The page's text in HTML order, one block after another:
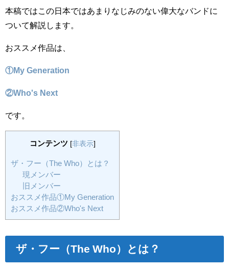
本稿ではこの日本ではあまりなじみのない偉大なバンドに
ついて解説します。
おススメ作品は、
①My Generation
②Who's Next
です。
コンテンツ [非表示]
ザ・フー（The Who）とは？
現メンバー
旧メンバー
おススメ作品①My Generation
おススメ作品②Who's Next
ザ・フー（The Who）とは？